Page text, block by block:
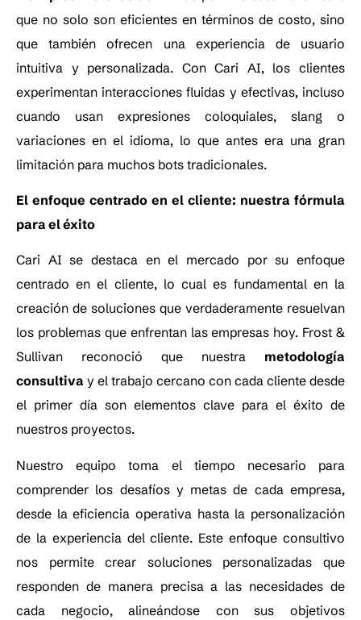
que no solo son eficientes en términos de costo, sino
que también ofrecen una experiencia de usuario
intuitiva y personalizada. Con Cari AI, los clientes
experimentan interacciones fluidas y efectivas, incluso
cuando usan expresiones coloquiales, slang o
variaciones en el idioma, lo que antes era una gran
limitación para muchos bots tradicionales.
El enfoque centrado en el cliente: nuestra fórmula
para el éxito
Cari AI se destaca en el mercado por su enfoque
centrado en el cliente, lo cual es fundamental en la
creación de soluciones que verdaderamente resuelvan
los problemas que enfrentan las empresas hoy. Frost &
Sullivan reconoció que nuestra metodología
consultiva y el trabajo cercano con cada cliente desde
el primer día son elementos clave para el éxito de
nuestros proyectos.
Nuestro equipo toma el tiempo necesario para
comprender los desafíos y metas de cada empresa,
desde la eficiencia operativa hasta la personalización
de la experiencia del cliente. Este enfoque consultivo
nos permite crear soluciones personalizadas que
responden de manera precisa a las necesidades de
cada negocio, alineándose con sus objetivos